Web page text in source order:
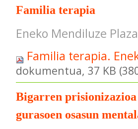
Familia terapia
Eneko Mendiluze
Familia terapia.
dokumentua, 37 KB
Bigarren prisionizazioa
gurasoen osasun